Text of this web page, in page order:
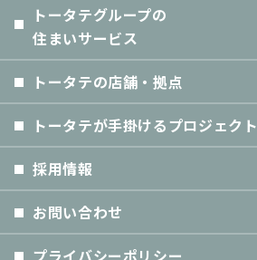
トータテグループの
住まいサービス
トータテの店舗・拠点
トータテが手掛けるプロジェクト
採用情報
お問い合わせ